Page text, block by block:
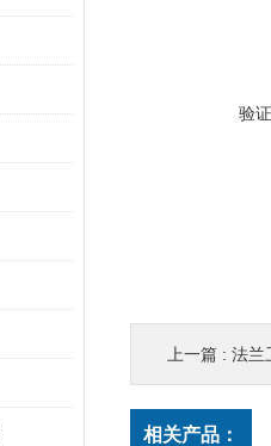
验
上一篇 : 法兰
相关产品：